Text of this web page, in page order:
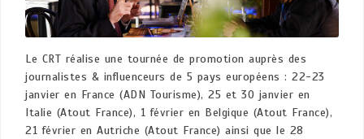
Le CRT réalise une tournée de promotion auprès des
journalistes & influenceurs de 5 pays européens : 22-23
janvier en France (ADN Tourisme), 25 et 30 janvier en
Italie (Atout France), 1 février en Belgique (Atout France),
21 février en Autriche (Atout France) ainsi que le 28